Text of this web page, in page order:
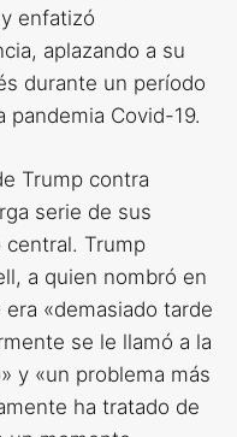
enfatizó
aplazando a su
durante un período
pandemia Covid-19.
Trump contra
serie de sus
Trump
a quien nombró en
«demasiado tarde
se le llamó a la
y «un problema más
ha tratado de